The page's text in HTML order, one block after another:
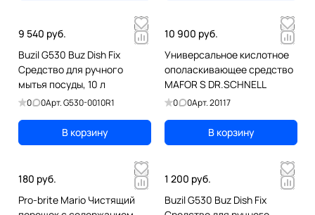
9 540 руб.
Buzil G530 Buz Dish Fix
Средство для ручного
мытья посуды, 10 л
0 0Арт.G530-0010R1
В корзину
10 900 руб.
Универсальное кислотное
ополаскивающее средство
MAFOR S DR.SCHNELL
0 0Арт.20117
В корзину
180 руб.
Pro-brite Mario Чистящий
1 200 руб.
Buzil G530 Buz Dish Fix